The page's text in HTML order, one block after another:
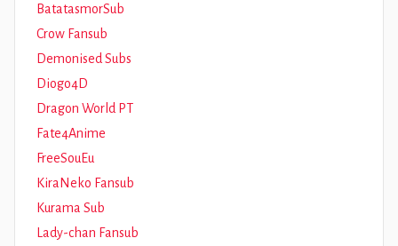
BatatasmorSub
Crow Fansub
Demonised Subs
Diogo4D
Dragon World PT
Fate4Anime
FreeSouEu
KiraNeko Fansub
Kurama Sub
Lady-chan Fansub